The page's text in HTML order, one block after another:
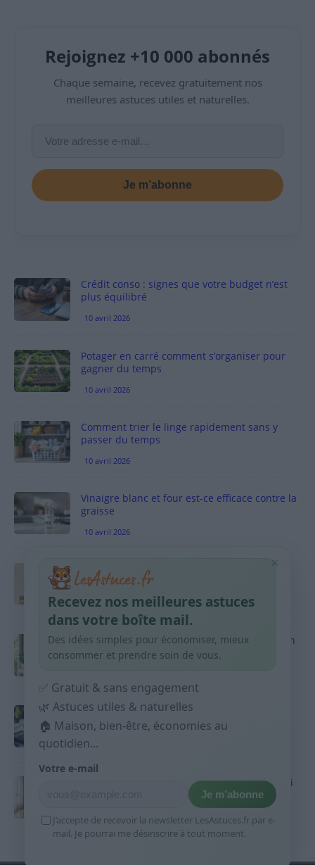
Rejoignez +10 000 abonnés
Chaque semaine, recevez gratuitement nos
meilleures astuces utiles et naturelles.
Je m’abonne
Crédit conso : signes que votre budget n’est
plus équilibré
10 avril 2026
Potager en carré comment s’organiser pour
gagner du temps
10 avril 2026
Comment trier le linge rapidement sans y
passer du temps
10 avril 2026
Vinaigre blanc et four est-ce efficace contre la
graisse
10 avril 2026
Taches pigmentaires : routine simple +
habitudes qui aident
9 avril 2026
Produits ménagers : comment économiser en
courses sans acheter 10 sprays
Budget mensuel : méthode rapide pour
répartir son salaire dès le jour de paie
9 avril 2026
Sport 10 minutes par jour est-ce utile et quoi
9 avril 2026
×
Recevez nos meilleures astuces
dans votre boîte mail.
Des idées simples pour économiser, mieux
consommer et prendre soin de vous.
✅ Gratuit & sans engagement
🌿 Astuces utiles & naturelles
🏠 Maison, bien-être, économies au
quotidien...
Votre e-mail
Je m’abonne
J’accepte de recevoir la newsletter LesAstuces.fr par e-
mail. Je pourrai me désinscrire à tout moment.